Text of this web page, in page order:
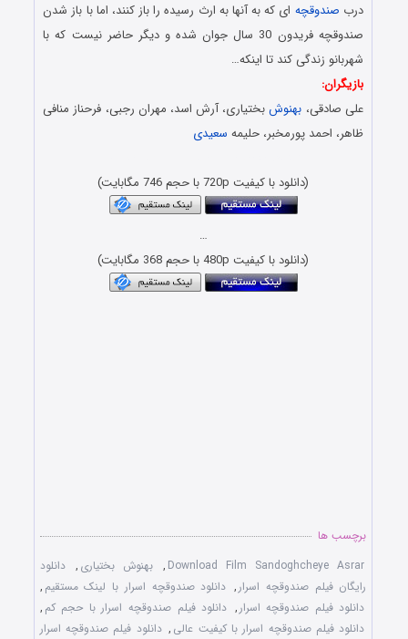
صندوقچهای که به آنها به ارث رسیده را باز کنند، اما با باز شدن
صندوقچه فریدون 30 سال جوان شده و دیگر حاضر نیست که با
شهربانو زندگی کند تا اینکه…
بازیگران:
علی صادقی،بهنوشبختیاری، آرش اسد، مهران رجبی، فرحناز منافی
ظاهر، احمد پورمخبر، حلیمهسعیدی
(دانلود با کیفیت 720p با حجم 746 مگابایت)
(دانلود با کیفیت 480p با حجم 368 مگابایت)
برچسب ها
Download Film Sandoghcheye Asrar
,بهنوش بختیاری,دانلود
رایگان فیلم صندوقچه اسرار, دانلود صندوقچه اسرار با لینک مستقیم,
دانلود فیلم صندوقچه اسرار, دانلود فیلم صندوقچه اسرار با حجم کم,
دانلود فیلم صندوقچه اسرار با کیفیت عالی, دانلود فیلم صندوقچه اسرار